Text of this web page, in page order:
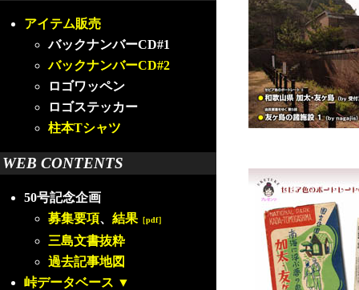
アイテム販売
バックナンバーCD#1
バックナンバーCD#2
ロゴワッペン
ロゴステッカー
柱本Tシャツ
WEB CONTENTS
50号記念企画
募集要項、 結果 ［pdf］
三島文書抜粋
過去記事地図
峠データベース ▼